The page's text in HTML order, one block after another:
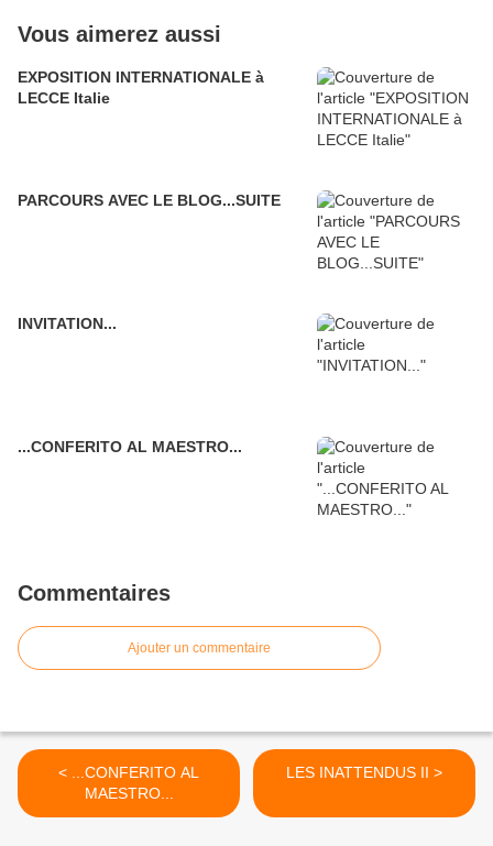
Vous aimerez aussi
EXPOSITION INTERNATIONALE à
LECCE Italie
PARCOURS AVEC LE BLOG...SUITE
INVITATION...
...CONFERITO AL MAESTRO...
Commentaires
Ajouter un commentaire
< ...CONFERITO AL
MAESTRO...
LES INATTENDUS II >